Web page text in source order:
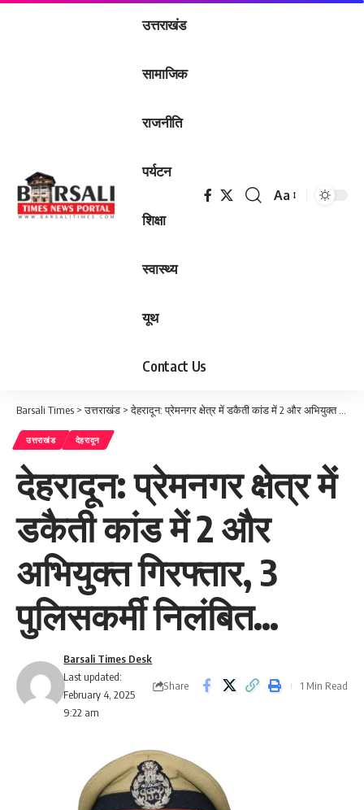
उत्तराखंड
सामाजिक
राजनीति
पर्यटन
शिक्षा
स्वास्थ्य
यूथ
Contact Us
Font
Aa
Barsali Times >उत्तराखंड >देहरादून: प्रेमनगर क्षेत्र में डकैती कांड में 2 और अभियुक्त गिरफ्तार, 3 पुलिसकर्मी निलंबित…
उत्तराखंड देहरादून
देहरादून: प्रेमनगर क्षेत्र में
डकैती कांड में 2 और
अभियुक्त गिरफ्तार, 3
पुलिसकर्मी निलंबित…
Last updated:
February 4, 2025
9:22 am
Barsali Times Desk
Share 1 Min Read